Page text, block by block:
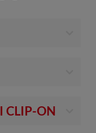
CLIP-ON